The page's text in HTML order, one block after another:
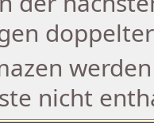
nicht